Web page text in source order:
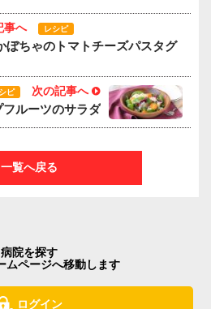
事へ レシピ
ぼちゃのトマトチーズパスタグ
ピ 次の記事へ
ルーツのサラダ
一覧へ戻る
病院を探す
ムページへ移動します
ログイン